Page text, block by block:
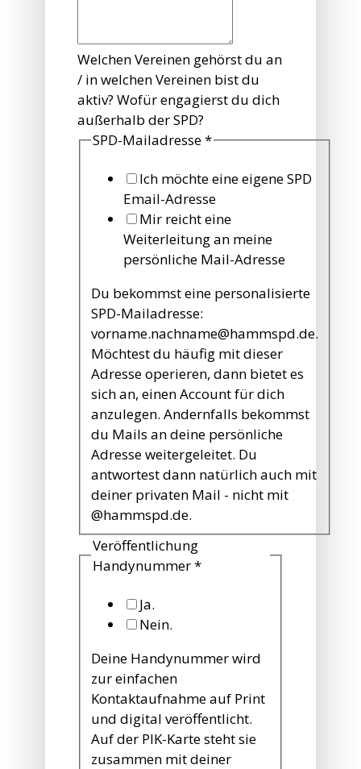
Welchen Vereinen gehörst du an
/ in welchen Vereinen bist du
aktiv? Wofür engagierst du dich
außerhalb der SPD?
SPD-Mailadresse*
Ich möchte eine eigene SPD
Email-Adresse
Mir reicht eine
Weiterleitung an meine
persönliche Mail-Adresse
Du bekommst eine personalisierte
SPD-Mailadresse:
vorname.nachname@hammspd.de.
Möchtest du häufig mit dieser
Adresse operieren, dann bietet es
sich an, einen Account für dich
anzulegen. Andernfalls bekommst
du Mails an deine persönliche
Adresse weitergeleitet. Du
antwortest dann natürlich auch mit
deiner privaten Mail - nicht mit
@hammspd.de.
Veröffentlichung
Handynummer*
Ja.
Nein.
Deine Handynummer wird
zur einfachen
Kontaktaufnahme auf Print
und digital veröffentlicht.
Auf der PIK-Karte steht sie
zusammen mit deiner